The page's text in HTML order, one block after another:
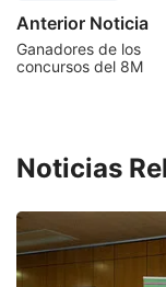
Anterior Noticia
Ganadores de los
concursos del 8M
Noticias